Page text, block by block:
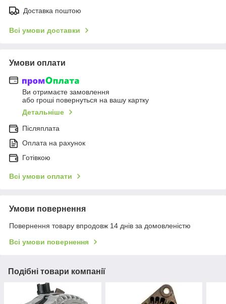
Доставка поштою
Всі умови доставки
Умови оплати
Ви отримаєте замовлення
або гроші повернуться на вашу картку
Детальніше
Післяплата
Оплата на рахунок
Готівкою
Всі умови оплати
Умови повернення
Повернення товару впродовж 14 днів за домовленістю
Всі умови повернення
Подібні товари компанії